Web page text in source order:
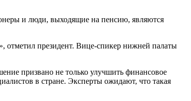
и люди, выходящие на пенсию, являются
отметил президент. Вице-спикер нижней палаты
призвано не только улучшить финансовое
в стране. Эксперты ожидают, что такая